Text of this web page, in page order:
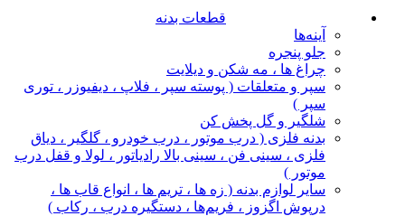
قطعات بدنه
آینه‌ها
جلو پنجره
چراغ‌ ها ، مه‌ شکن و دیلایت
سپر و متعلقات ( پوسته سپر ، فلاپ ، دیفیوزر ، توری
سپر )
شلگیر و گل‌ پخش‌ کن
بدنه فلزی ( درب موتور ، درب خودرو ، گلگیر ، دیاق
فلزی ، سینی فن ، سینی بالا رادیاتور ، لولا و قفل درب
موتور )
سایر لوازم بدنه ( زه ها ، تریم ها ، انواع قاب ها ،
درپوش اگزوز ، فریم‌ها ، دستگیره درب ، رکاب )